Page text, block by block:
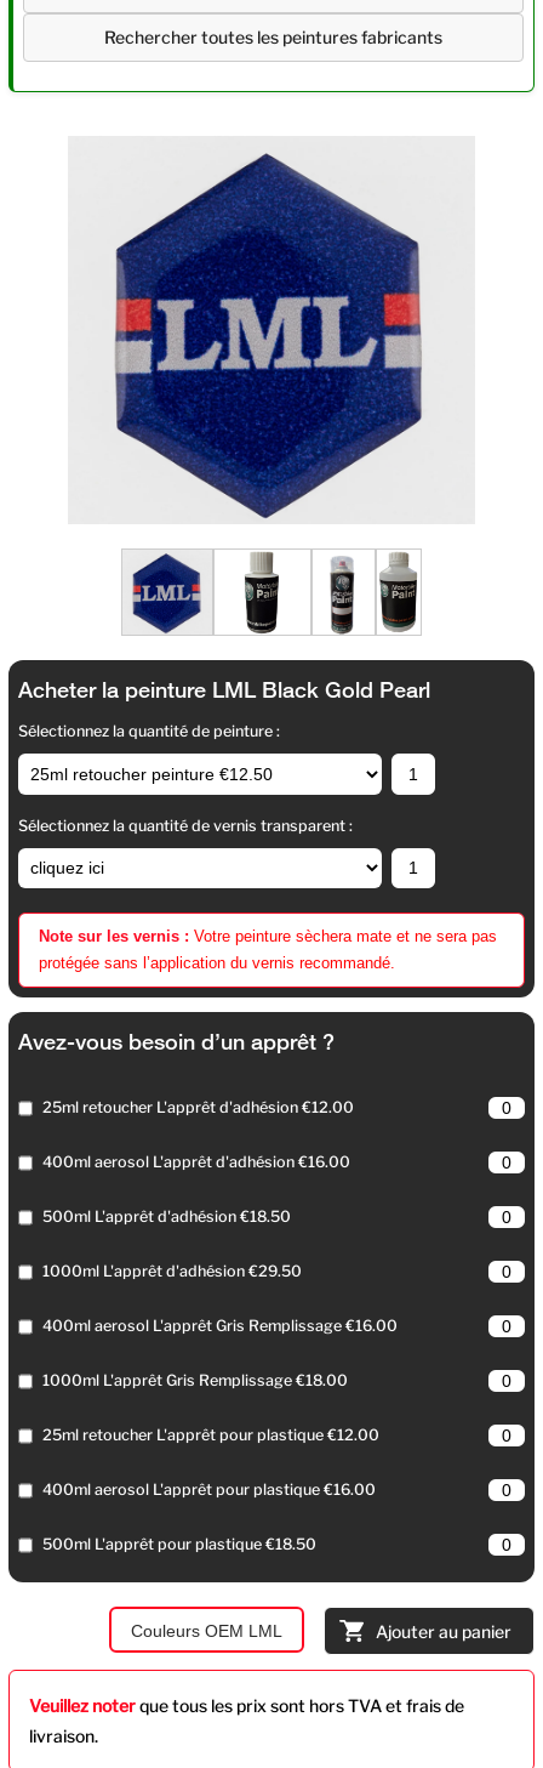
Rechercher toutes les peintures fabricants
Acheter la peinture LML Black Gold Pearl
Sélectionnez la quantité de peinture :
Sélectionnez la quantité de vernis transparent :
Note sur les vernis : Votre peinture sèchera mate et ne sera pas
protégée sans l’application du vernis recommandé.
Avez-vous besoin d’un apprêt ?
25ml retoucher L'apprêt d'adhésion €12.00
400ml aerosol L'apprêt d'adhésion €16.00
500ml L'apprêt d'adhésion €18.50
1000ml L'apprêt d'adhésion €29.50
400ml aerosol L'apprêt Gris Remplissage €16.00
1000ml L'apprêt Gris Remplissage €18.00
25ml retoucher L'apprêt pour plastique €12.00
400ml aerosol L'apprêt pour plastique €16.00
500ml L'apprêt pour plastique €18.50
Ajouter au panier
Couleurs OEM LML
Veuillez noterque tous les prix sont hors TVA et frais de
livraison.